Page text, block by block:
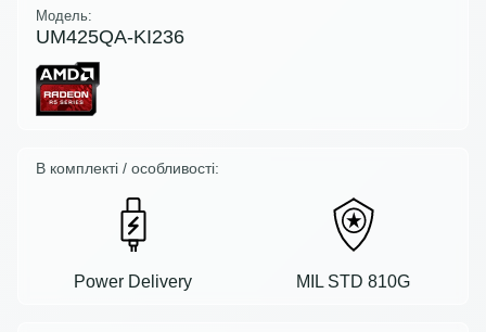
Модель:
UM425QA-KI236
В комплекті / особливості:
Power Delivery MIL STD 810G